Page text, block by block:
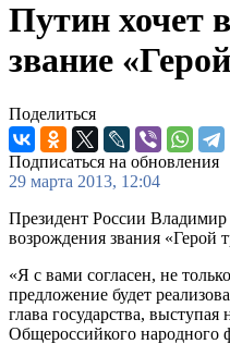
Путин хочет
звание
Поделиться
Подписаться на обновления
29 марта 2013, 12:04
Президент России
возрождения звания «Герой
«Я с вами согласен, не
предложение будет
глава государства,
Общероссийкого народного